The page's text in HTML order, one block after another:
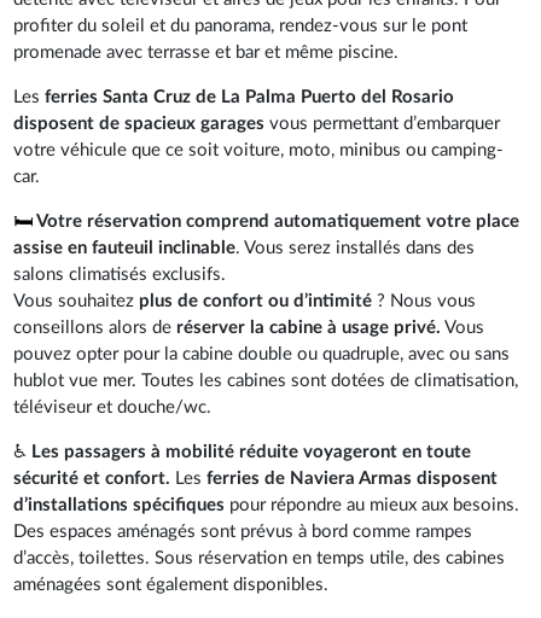
profiter du soleil et du panorama, rendez-vous sur le pont
promenade avec terrasse et bar et même piscine.
Lesferries Santa Cruz de La Palma Puerto del Rosario
disposent de spacieux garagesvous permettant d’embarquer
votre véhicule que ce soit voiture, moto, minibus ou camping-
car.
🛏️ Votre réservation comprend automatiquement votre place
assise en fauteuil inclinable. Vous serez installés dans des
salons climatisés exclusifs.
Vous souhaitez plus de confort ou d’intimité ? Nous vous
conseillons alors de réserver la cabine à usage privé. Vous
pouvez opter pour la cabine double ou quadruple, avec ou sans
hublot vue mer. Toutes les cabines sont dotées de climatisation,
téléviseur et douche/wc.
♿ Les passagers à mobilité réduite voyageront en toute
sécurité et confort. Lesferries de Naviera Armas disposent
d’installations spécifiques pour répondre au mieux aux besoins.
Des espaces aménagés sont prévus à bord comme rampes
d’accès, toilettes. Sous réservation en temps utile, des cabines
aménagées sont également disponibles.